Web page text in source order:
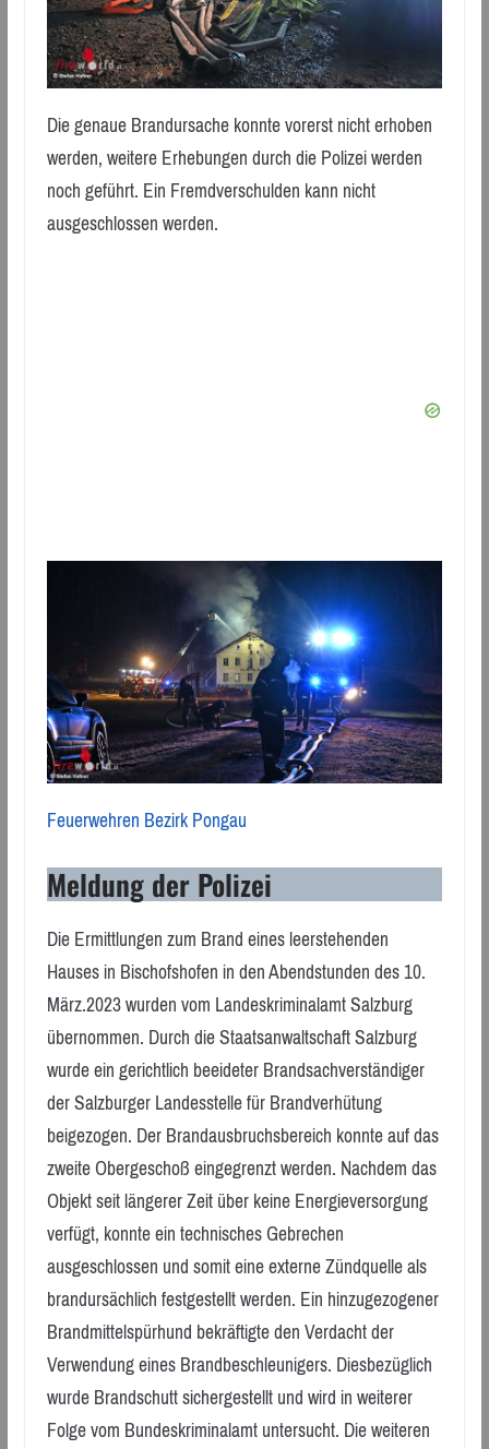
Die genaue Brandursache konnte vorerst nicht erhoben
werden, weitere Erhebungen durch die Polizei werden
noch geführt. Ein Fremdverschulden kann nicht
ausgeschlossen werden.
Feuerwehren Bezirk Pongau
Meldung der Polizei
Die Ermittlungen zum Brand eines leerstehenden
Hauses in Bischofshofen in den Abendstunden des 10.
März.2023 wurden vom Landeskriminalamt Salzburg
übernommen. Durch die Staatsanwaltschaft Salzburg
wurde ein gerichtlich beeideter Brandsachverständiger
der Salzburger Landesstelle für Brandverhütung
beigezogen. Der Brandausbruchsbereich konnte auf das
zweite Obergeschoß eingegrenzt werden. Nachdem das
Objekt seit längerer Zeit über keine Energieversorgung
verfügt, konnte ein technisches Gebrechen
ausgeschlossen und somit eine externe Zündquelle als
brandursächlich festgestellt werden. Ein hinzugezogener
Brandmittelspürhund bekräftigte den Verdacht der
Verwendung eines Brandbeschleunigers. Diesbezüglich
wurde Brandschutt sichergestellt und wird in weiterer
Folge vom Bundeskriminalamt untersucht. Die weiteren